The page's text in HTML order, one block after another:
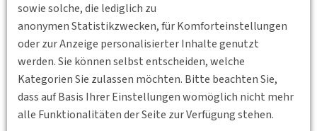
sowie solche, die lediglich zu
anonymen Statistikzwecken, für Komforteinstellungen
oder zur Anzeige personalisierter Inhalte genutzt
werden. Sie können selbst entscheiden, welche
Kategorien Sie zulassen möchten. Bitte beachten Sie,
dass auf Basis Ihrer Einstellungen womöglich nicht mehr
alle Funktionalitäten der Seite zur Verfügung stehen.
Seite. Diesen können Sie gerne aushängen oder an
Interessierte verteilen.
Referenten:
Elke Plate